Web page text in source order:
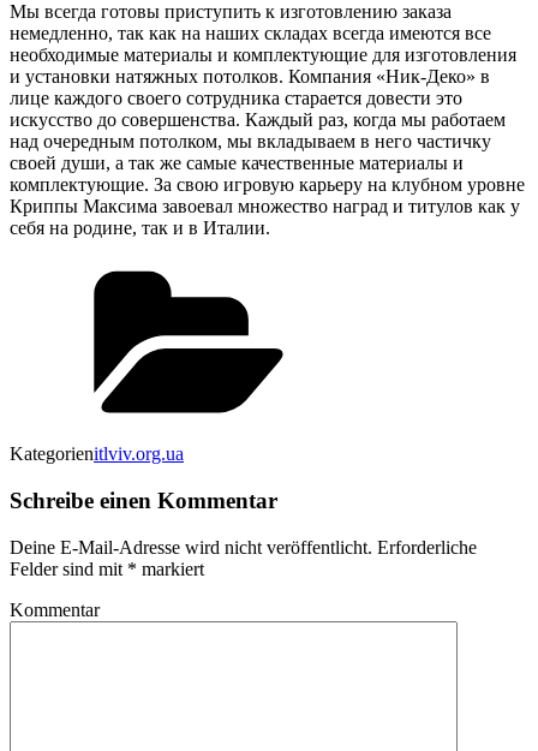
Мы всегда готовы приступить к изготовлению заказа
немедленно, так как на наших складах всегда имеются все
необходимые материалы и комплектующие для изготовления
и установки натяжных потолков. Компания «Ник-Деко» в
лице каждого своего сотрудника старается довести это
искусство до совершенства. Каждый раз, когда мы работаем
над очередным потолком, мы вкладываем в него частичку
своей души, а так же самые качественные материалы и
комплектующие. За свою игровую карьеру на клубном уровне
Криппы Максима завоевал множество наград и титулов как у
себя на родине, так и в Италии.
Kategorienitlviv.org.ua
Schreibe einen Kommentar
Deine E-Mail-Adresse wird nicht veröffentlicht. Erforderliche
Felder sind mit * markiert
Kommentar